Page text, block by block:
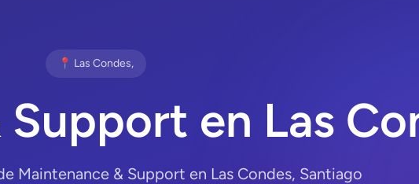
📍 Las Condes,
en Las
Maintenance & Support en Las Condes, Santiago